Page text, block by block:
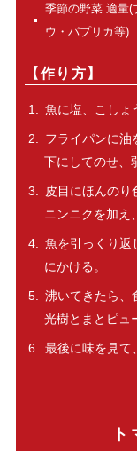
季節の野菜 適量(
ウ・パプリカ等)
【作り方】
魚に塩、こしょ
フライパンに油
下にしてのせ、
皮目にほんのり
ニンニクを加え
魚を引っくり返
にかける。
沸いてきたら、
光樹とまとピュ
最後に味を見て